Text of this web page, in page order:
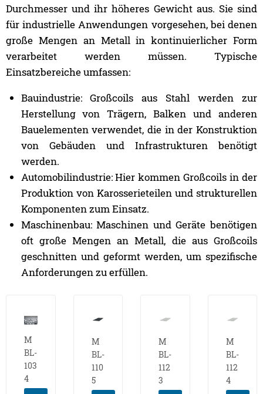
Durchmesser und ihr höheres Gewicht aus. Sie sind
für industrielle Anwendungen vorgesehen, bei denen
große Mengen an Metall in kontinuierlicher Form
verarbeitet werden müssen. Typische
Einsatzbereiche umfassen:
Bauindustrie: Großcoils aus Stahl werden zur
Herstellung von Trägern, Balken und anderen
Bauelementen verwendet, die in der Konstruktion
von Gebäuden und Infrastrukturen benötigt
werden.
Automobilindustrie: Hier kommen Großcoils in der
Produktion von Karosserieteilen und strukturellen
Komponenten zum Einsatz.
Maschinenbau: Maschinen und Geräte benötigen
oft große Mengen an Metall, die aus Großcoils
geschnitten und geformt werden, um spezifische
Anforderungen zu erfüllen.
M
BL-
103
4
M
BL-
110
5
M
BL-
112
3
M
BL-
112
4